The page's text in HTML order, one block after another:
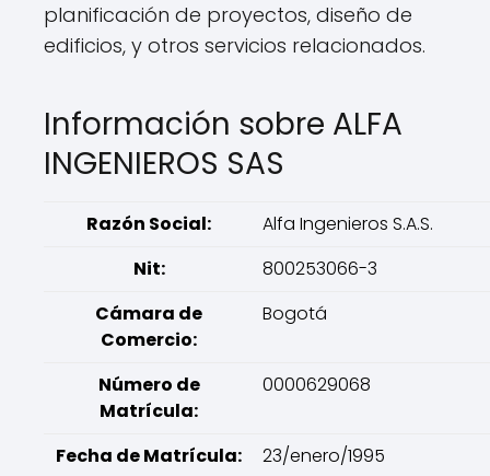
planificación de proyectos, diseño de
edificios, y otros servicios relacionados.
Información sobre ALFA
INGENIEROS SAS
Razón Social:
Alfa Ingenieros S.A.S.
Nit:
800253066-3
Cámara de
Comercio:
Bogotá
Número de
Matrícula:
0000629068
Fecha de Matrícula:
23/enero/1995